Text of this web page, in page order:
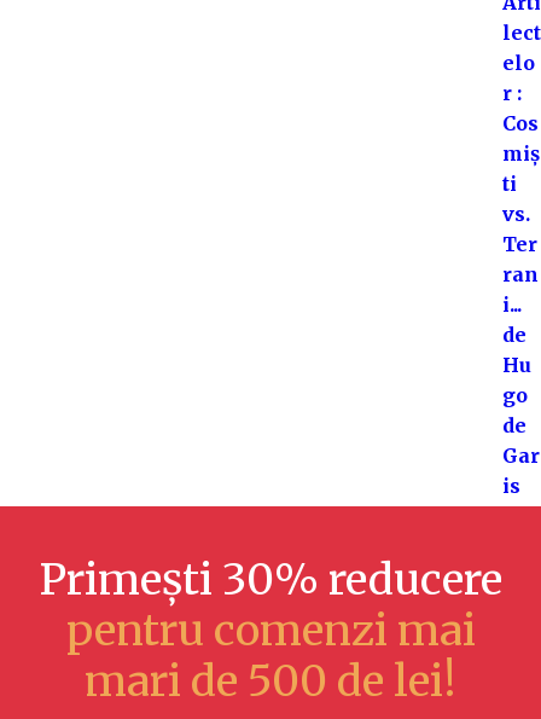
Primești 30% reducere
pentru comenzi mai
mari de 500 de lei!